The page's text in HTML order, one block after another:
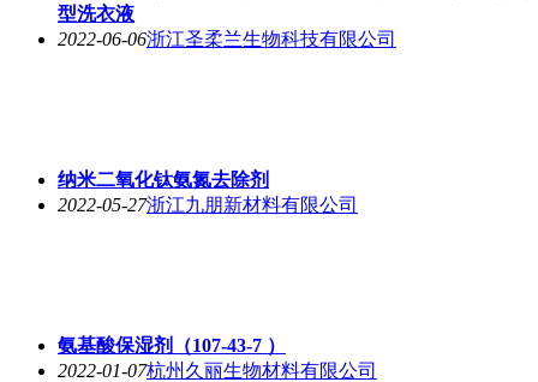
型洗衣液
2022-06-06浙江圣柔兰生物科技有限公司
纳米二氧化钛氨氮去除剂
2022-05-27浙江九朋新材料有限公司
氨基酸保湿剂（107-43-7 ）
2022-01-07杭州久丽生物材料有限公司